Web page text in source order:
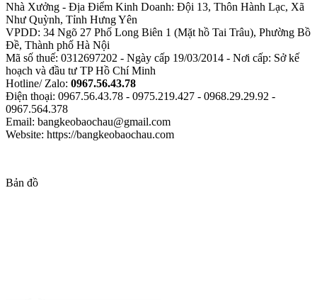
Nhà Xưởng - Địa Điểm Kinh Doanh: Đội 13, Thôn Hành Lạc, Xã
Như Quỳnh, Tỉnh Hưng Yên
VPDD: 34 Ngõ 27 Phố Long Biên 1 (Mặt hồ Tai Trâu), Phường Bồ
Đề, Thành phố Hà Nội
Mã số thuế: 0312697202 - Ngày cấp 19/03/2014 - Nơi cấp: Sở kế
hoạch và đầu tư TP Hồ Chí Minh
Hotline/ Zalo: 0967.56.43.78
Điện thoại: 0967.56.43.78 - 0975.219.427 - 0968.29.29.92 -
0967.564.378
Email: bangkeobaochau@gmail.com
Website: https://bangkeobaochau.com
Bản đồ